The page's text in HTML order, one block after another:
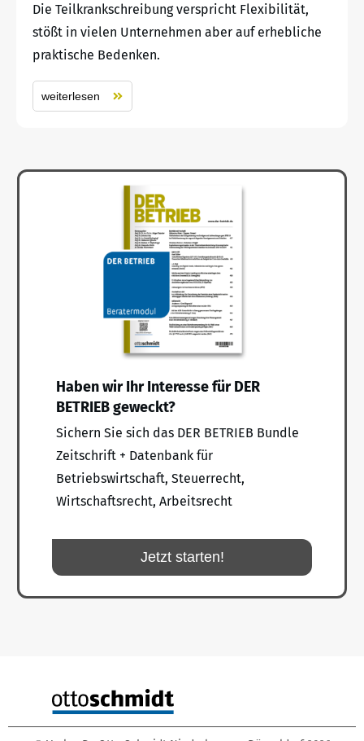
Die Teilkrankschreibung verspricht Flexibilität,
stößt in vielen Unternehmen aber auf erhebliche
praktische Bedenken.
weiterlesen
Haben wir Ihr Interesse für DER
BETRIEB geweckt?
Sichern Sie sich das DER BETRIEB Bundle
Zeitschrift + Datenbank für
Betriebswirtschaft, Steuerrecht,
Wirtschaftsrecht, Arbeitsrecht
Jetzt starten!